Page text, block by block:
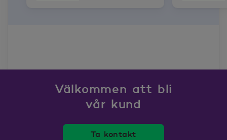
Välkommen att bli
vår kund
Ta kontakt